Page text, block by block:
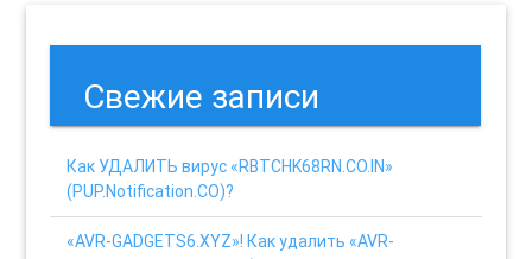
Свежие записи
Как УДАЛИТЬ вирус «RBTCHK68RN.CO.IN»
(PUP.Notification.CO)?
«AVR-GADGETS6.XYZ»! Как удалить «AVR-